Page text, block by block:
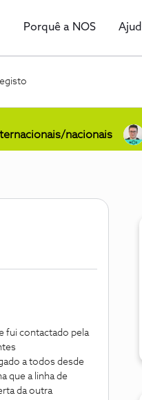
Porquê a NOS
nacionais
fui contactado pela
a todos desde
que a linha de
da outra